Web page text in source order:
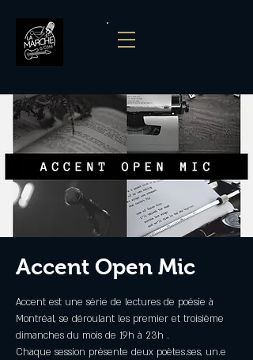
Accent Open Mic
Accent est une série de lectures de poésie à
Montréal, se déroulant les premier et troisième
dimanches du mois de 19h à 23h .
Chaque session présente deux poètes.ses, un.e